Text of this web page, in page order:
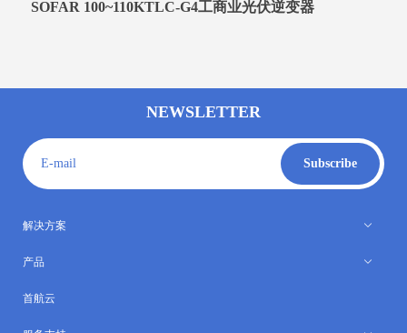
SOFAR 100~110KTLC-G4工商业光伏逆变器
NEWSLETTER
E-mail Subscribe
解决方案
产品
首航云